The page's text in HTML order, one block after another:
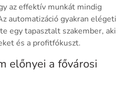
az effektív munkát mindig
automatizáció gyakran elégeti
egy tapasztalt szakember, aki
és a profitfókuszt.
előnyei a fővárosi